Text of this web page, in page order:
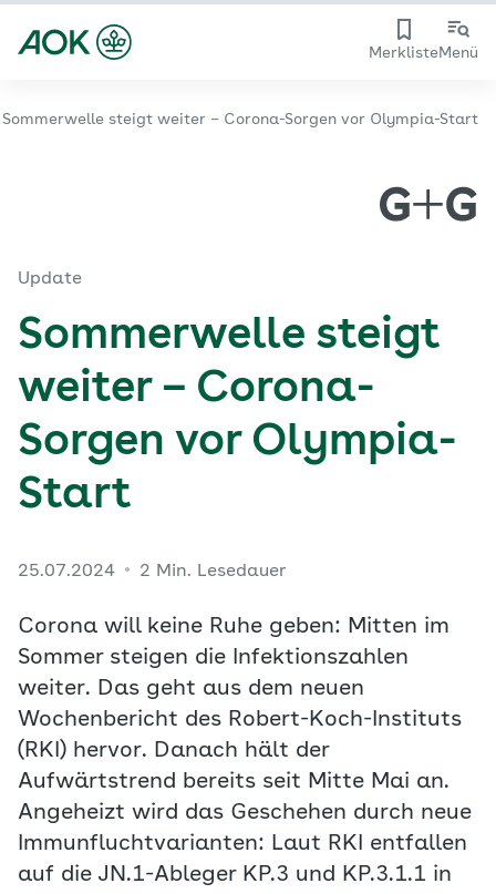
MerklisteMenü
Sommerwelle steigt weiter – Corona-Sorgen vor Olympia-Start
Update
Sommerwelle steigt
weiter – Corona-
Sorgen vor Olympia-
Start
25.07.2024 2 Min. Lesedauer
Corona will keine Ruhe geben: Mitten im
Sommer steigen die Infektionszahlen
weiter. Das geht aus dem neuen
Wochenbericht des Robert-Koch-Instituts
(RKI) hervor. Danach hält der
Aufwärtstrend bereits seit Mitte Mai an.
Angeheizt wird das Geschehen durch neue
Immunfluchtvarianten: Laut RKI entfallen
auf die JN.1-Ableger KP.3 und KP.3.1.1 in